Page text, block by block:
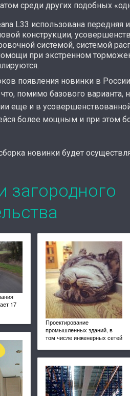
среди других подобных
L33 использована передняя
конструкции,
системой, системой
при экстренном
появления новинки в
помимо базового варианта,
еще и в
более мощным и при этом
новинки будет
загородного
17
Проектирование
промышленных зданий, в
том числе инженерных сетей